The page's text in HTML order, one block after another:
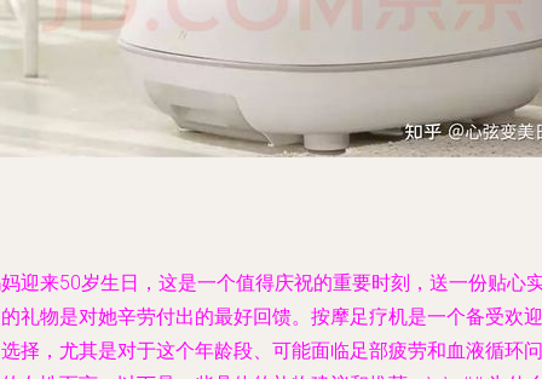
迎来50岁生日，这是一个值得庆祝的重要时刻，送一份贴心
礼物是对她辛劳付出的最好回馈。按摩足疗机是一个备受欢迎
择，尤其是对于这个年龄段、可能面临足部疲劳和血液循环问